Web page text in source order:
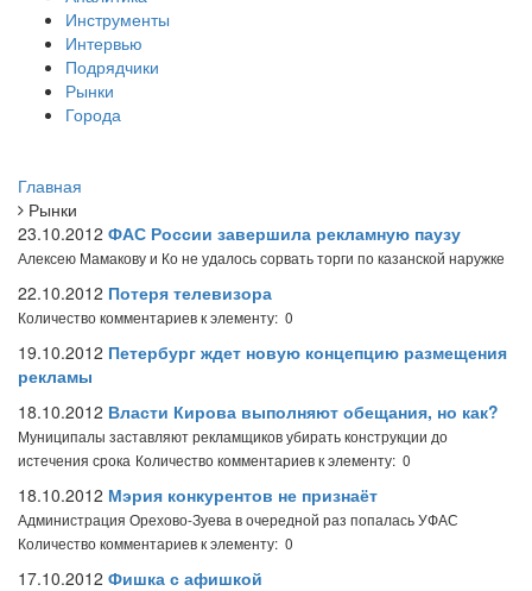
Инструменты
Интервью
Подрядчики
Рынки
Города
Главная
Рынки
23.10.2012 ФАС России завершила рекламную паузу
Алексею Мамакову и Ко не удалось сорвать торги по казанской наружке
22.10.2012 Потеря телевизора
Количество комментариев к элементу: 0
19.10.2012 Петербург ждет новую концепцию размещения
рекламы
18.10.2012 Власти Кирова выполняют обещания, но как?
Муниципалы заставляют рекламщиков убирать конструкции до
истечения срока Количество комментариев к элементу: 0
18.10.2012 Мэрия конкурентов не признаёт
Администрация Орехово-Зуева в очередной раз попалась УФАС
Количество комментариев к элементу: 0
17.10.2012 Фишка с афишкой